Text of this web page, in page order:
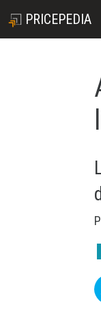
PRICEPEDIA